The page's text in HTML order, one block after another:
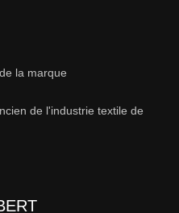
la marque
de l'industrie textile de